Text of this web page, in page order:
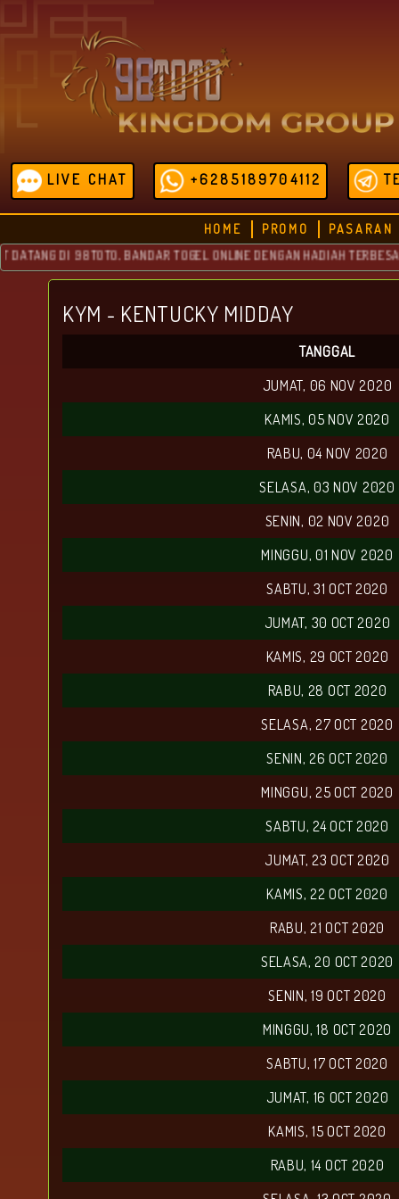
LIVE CHAT +6285189704112
HOME PROMO
PASARAN
DI 98TOTO, BANDAR TOGEL ONLINE DENGAN HADIAH TERBESAR
KYM - KENTUCKY MIDDAY
TANGGAL
JUMAT, 06 NOV 2020
KAMIS, 05 NOV 2020
RABU, 04 NOV 2020
SELASA, 03 NOV 2020
SENIN, 02 NOV 2020
MINGGU, 01 NOV 2020
SABTU, 31 OCT 2020
JUMAT, 30 OCT 2020
KAMIS, 29 OCT 2020
RABU, 28 OCT 2020
SELASA, 27 OCT 2020
SENIN, 26 OCT 2020
MINGGU, 25 OCT 2020
SABTU, 24 OCT 2020
JUMAT, 23 OCT 2020
KAMIS, 22 OCT 2020
RABU, 21 OCT 2020
SELASA, 20 OCT 2020
SENIN, 19 OCT 2020
MINGGU, 18 OCT 2020
SABTU, 17 OCT 2020
JUMAT, 16 OCT 2020
KAMIS, 15 OCT 2020
RABU, 14 OCT 2020